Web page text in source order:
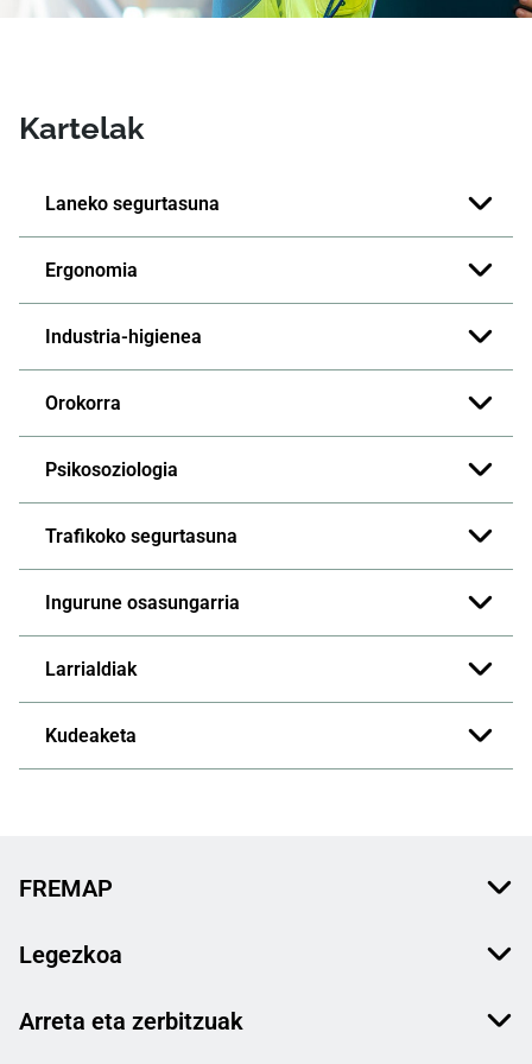
Kartelak
Laneko segurtasuna
Ergonomia
Industria-higienea
Orokorra
Psikosoziologia
Trafikoko segurtasuna
Ingurune osasungarria
Larrialdiak
Kudeaketa
FREMAP
Legezkoa
Arreta eta zerbitzuak